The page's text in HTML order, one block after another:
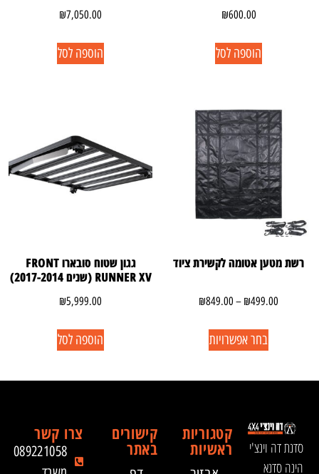
₪600.00
הוספה לסל
₪7,050.00
הוספה לסל
רשת מטען אטומה לקשירת ציוד
₪499.00
–
₪849.00
בחר אפשרויות
גגון שטוח סובארו FRONT
RUNNER XV (שנים 2017-2014)
₪5,999.00
הוספה לסל
סדנת דה וינצ'י
הינה סדנא
קטגוריות
ראשיות
קישורים
באתר
צרו קשר
089221058